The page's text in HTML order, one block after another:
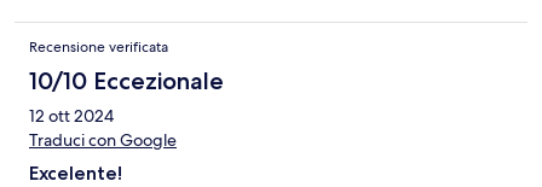
Recensione verificata
10/10 Eccezionale
12 ott 2024
Traduci con Google
Excelente!